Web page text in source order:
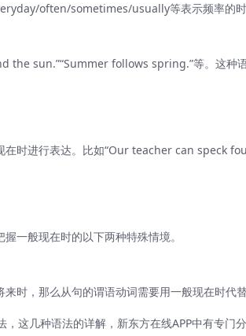
often/sometimes/usually等表示频率的时
the sun.”“Summer follows spring.”等。这种
在时进行表达。比如“Our teacher can speck
一般现在时的以下两种特殊情境。
时，那么从句的谓语动词需要用一般现在时代
这几种语法的详解，新东方在线APP中有专门